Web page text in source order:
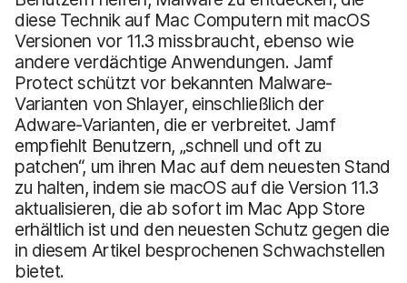
diese Technik auf Mac Computern mit macOS
Versionen vor 11.3 missbraucht, ebenso wie
andere verdächtige Anwendungen. Jamf
Protect schützt vor bekannten Malware-
Varianten von Shlayer, einschließlich der
Adware-Varianten, die er verbreitet. Jamf
empfiehlt Benutzern, „schnell und oft zu
patchen“, um ihren Mac auf dem neuesten Stand
zu halten, indem sie macOS auf die Version 11.3
aktualisieren, die ab sofort im Mac App Store
erhältlich ist und den neuesten Schutz gegen die
in diesem Artikel besprochenen Schwachstellen
bietet.